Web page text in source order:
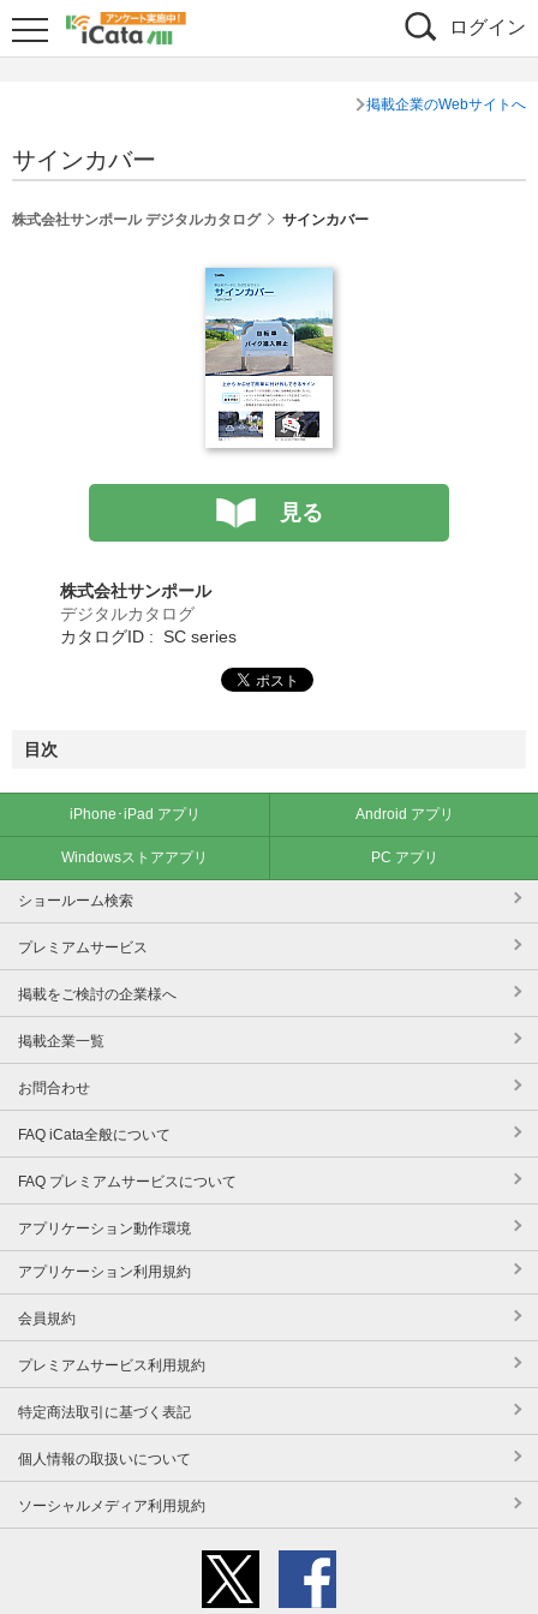
ログイン
掲載企業のWebサイトへ
サインカバー
株式会社サンポール デジタルカタログ サインカバー
見る
株式会社サンポール
デジタルカタログ
カタログID : SC series
目次
iPhone･iPad アプリ Android アプリ
Windowsストアアプリ PC アプリ
ショールーム検索
プレミアムサービス
掲載をご検討の企業様へ
掲載企業一覧
お問合わせ
FAQ iCata全般について
FAQ プレミアムサービスについて
アプリケーション動作環境
アプリケーション利用規約
会員規約
プレミアムサービス利用規約
特定商法取引に基づく表記
個人情報の取扱いについて
ソーシャルメディア利用規約